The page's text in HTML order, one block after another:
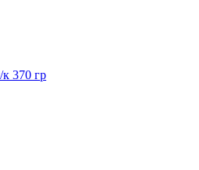
370 гр